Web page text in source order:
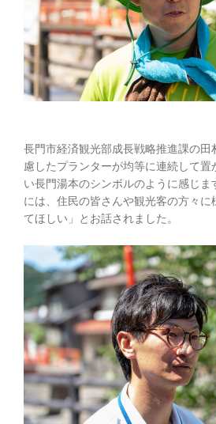
長門市経済観光部成長戦略推進課の田
慮したプランターが均等に連続して置
い長門湯本のシンボルのように感じま
には、住民の皆さんや観光客の方々に
てほしい」とお話されました。